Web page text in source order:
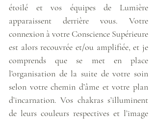
étoilé et vos équipes de Lumière
apparaissent derrière vous. Votre
connexion à votre Conscience Supérieure
est alors recouvrée et/ou amplifiée, et je
comprends que se met en place
l’organisation de la suite de votre soin
selon votre chemin d’âme et votre plan
d’incarnation. Vos chakras s’illuminent
de leurs couleurs respectives et l’image